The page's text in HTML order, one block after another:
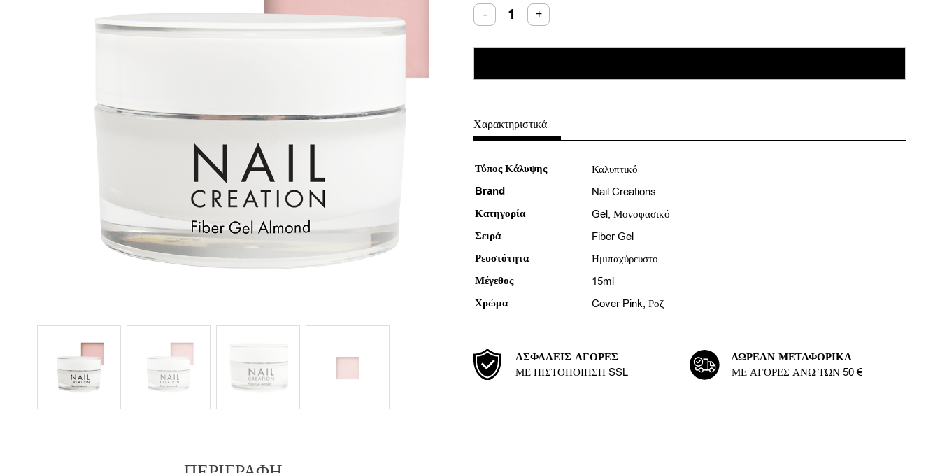
- Fiber
Gel
Almond
+
Χαρακτηριστικά
Τύπος Κάλυψης Καλυπτικό
Brand Nail Creations
Κατηγορία Gel, Μονοφασικό
Σειρά Fiber Gel
Ρευστότητα Ημιπαχύρευστο
Μέγεθος 15ml
Χρώμα Cover Pink, Ροζ
ΑΣΦΑΛΕΊΣ ΑΓΟΡΈΣ
ΜΕ ΠΙΣΤΟΠΟΊΗΣΗ SSL
ΔΩΡΕΆΝ ΜΕΤΑΦΟΡΙΚΆ
ΜΕ ΑΓΟΡΈΣ ΆΝΩ ΤΩΝ 50 €